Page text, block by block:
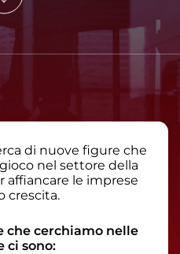
di nuove figure che
nel settore della
affiancare le imprese
crescita.
che cerchiamo nelle
ci sono: